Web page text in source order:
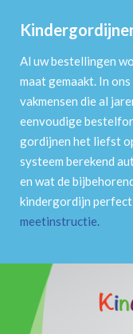
Al uw bestellingen
maat gemaakt. In
vakmensen die al
eenvoudige
gordijnen het liefst
systeem berekend
en wat de
kindergordijn perfect
meetinstructie.